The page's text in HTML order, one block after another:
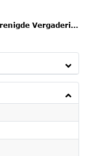
Vergadering